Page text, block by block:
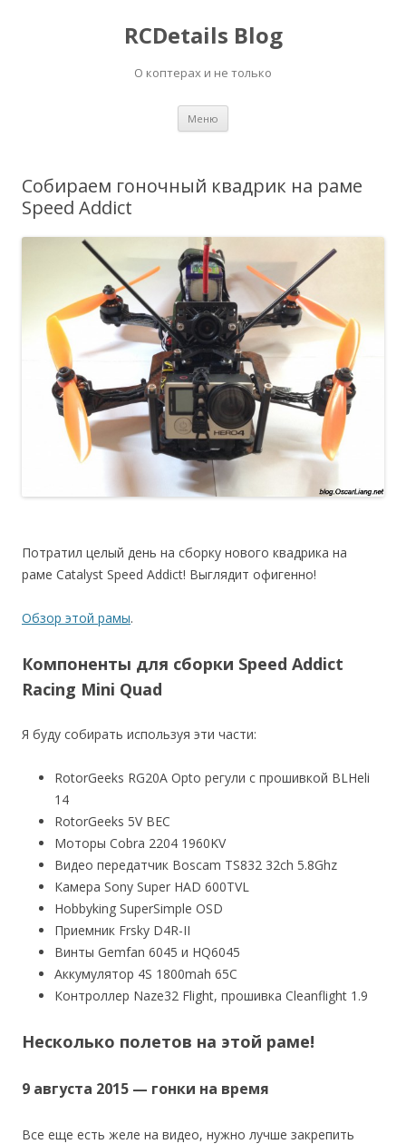
RCDetails Blog
О коптерах и не только
Меню
Собираем гоночный квадрик на раме
Speed Addict
Потратил целый день на сборку нового квадрика на
раме Catalyst Speed Addict! Выглядит офигенно!
Обзор этой рамы.
Компоненты для сборки Speed Addict
Racing Mini Quad
Я буду собирать используя эти части:
RotorGeeks RG20A Opto регули с прошивкой BLHeli
14
RotorGeeks 5V BEC
Моторы Cobra 2204 1960KV
Видео передатчик Boscam TS832 32ch 5.8Ghz
Камера Sony Super HAD 600TVL
Hobbyking SuperSimple OSD
Приемник Frsky D4R-II
Винты Gemfan 6045 и HQ6045
Аккумулятор 4S 1800mah 65C
Контроллер Naze32 Flight, прошивка Cleanflight 1.9
Несколько полетов на этой раме!
9 августа 2015 — гонки на время
Все еще есть желе на видео, нужно лучше закрепить